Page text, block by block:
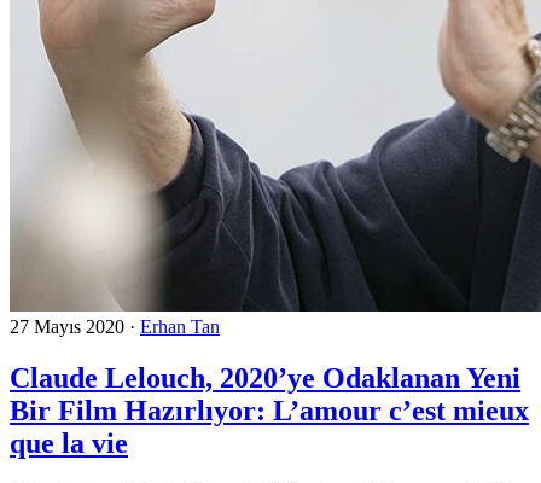
27 Mayıs 2020 · Erhan Tan
Claude Lelouch, 2020’ye Odaklanan Yeni
Bir Film Hazırlıyor: L’amour c’est mieux
que la vie